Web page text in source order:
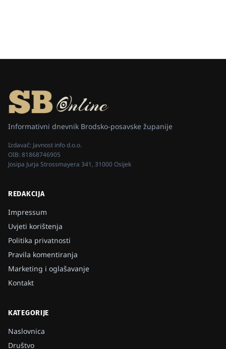
Informativni dnevnik Brodsko-posavske županije
Izdavač: Javnost info d.o.o.
OIB:81868746905
Josipa Jurja Strossmayera 341, 31000 Osijek
REDAKCIJA
Impressum
Uvjeti korištenja
Politika privatnosti
Pravila komentiranja
Marketing i oglašavanje
Kontakt
KATEGORIJE
Naslovnica
Društvo